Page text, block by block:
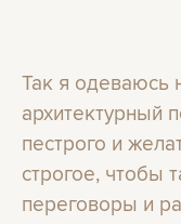
Так я одеваюсь
архитектурный
пестрого и
строгое, чтобы
переговоры и